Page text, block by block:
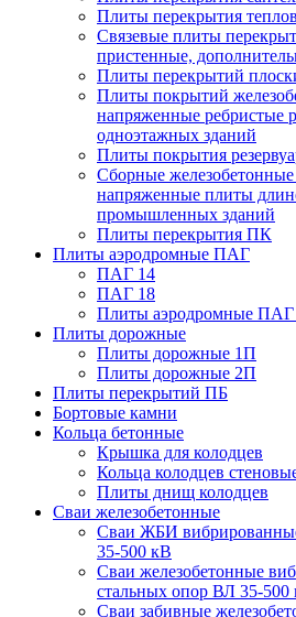
Плиты перекрытия
Связевые плиты
пристенные,
Плиты перекрытий
Плиты покрытий
напряженные ребристые
одноэтажных зданий
Плиты покрытия
Сборные железобетонные
напряженные плиты
промышленных зданий
Плиты перекрытия ПК
Плиты аэродромные ПАГ
ПАГ 14
ПАГ 18
Плиты аэродромные ПАГ
Плиты дорожные
Плиты дорожные 1П
Плиты дорожные 2П
Плиты перекрытий ПБ
Бортовые камни
Кольца бетонные
Крышка для колодцев
Кольца колодцев
Плиты днищ колодцев
Сваи железобетонные
Сваи ЖБИ
35-500 кВ
Сваи железобетонные
стальных опор ВЛ 35-500
Сваи забивные